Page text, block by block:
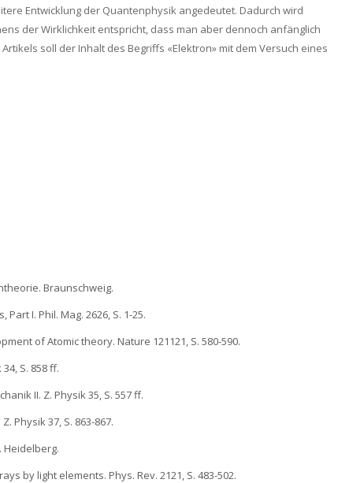
Entwicklung der Quantenphysik angedeutet. Dadurch wird
der Wirklichkeit entspricht, dass man aber dennoch anfänglich
soll der Inhalt des Begriffs «Elektron» mit dem Versuch eines
Braunschweig.
I. Phil. Mag. 2626, S. 1-25.
of Atomic theory. Nature 121121, S. 580-590.
S. 858 ff.
II. Z. Physik 35, S. 557 ff.
Physik 37, S. 863-867.
Heidelberg.
by light elements. Phys. Rev. 2121, S. 483-502.